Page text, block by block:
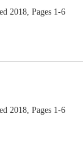
2018, Pages 1-6
2018, Pages 1-6